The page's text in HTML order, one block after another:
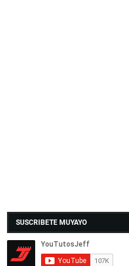
SUSCRIBETE MUYAYO